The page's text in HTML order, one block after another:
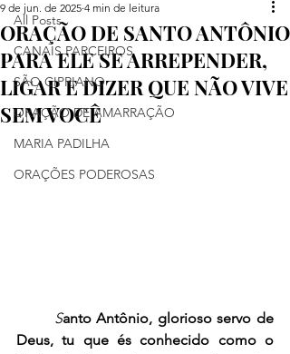
All Posts
CANAIS PARCEIROS
SÃO CIPRIANO
ORAÇÃO DE AMARRAÇÃO
MARIA PADILHA
ORAÇÕES PODEROSAS
ORAÇÃO DE SANTO ANTÔNIO
PARA ELE SE ARREPENDER,
LIGAR E DIZER QUE NÃO VIVE
SEM VOCÊ
9 de jun. de 2025 4 min de leitura
	S
anto Antônio, glorioso servo de
Deus, tu que és conhecido como o